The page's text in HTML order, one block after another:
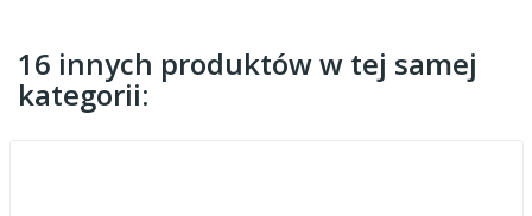
16 innych produktów w tej samej
kategorii: